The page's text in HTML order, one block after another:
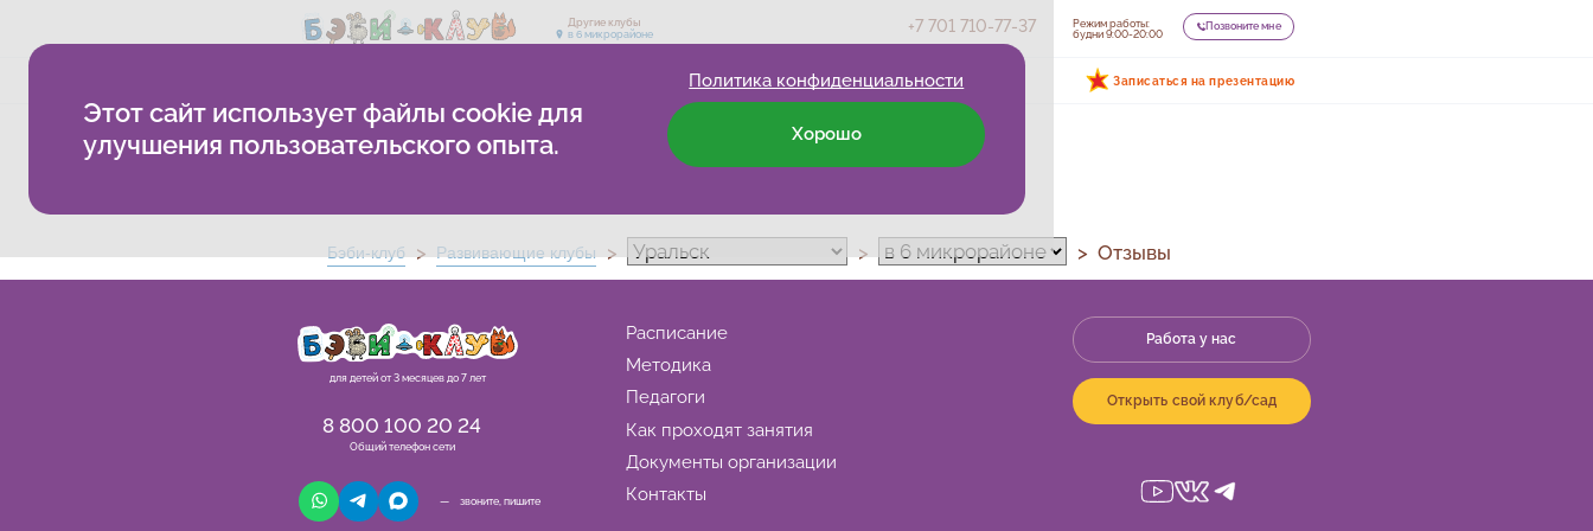
Другие клубы
в 6 микрорайоне
+7 701 710-77-37
Режим работы:
будни 9:00-20:00
Позвоните мне
Педагоги Контакты Расписание и цены Записаться на презентацию
8 спасибо
Бэби-клуб Развивающие клубы Отзывы
для детей от 3 месяцев до 7 лет
8 800 100 20 24
Общий телефон сети
— звоните, пишите
Расписание
Методика
Педагоги
Как проходят занятия
Документы организации
Контакты
Работа у нас
Открыть свой клуб/сад
Этот сайт использует файлы cookie для
улучшения пользовательского опыта.
Политика конфиденциальности
Хорошо